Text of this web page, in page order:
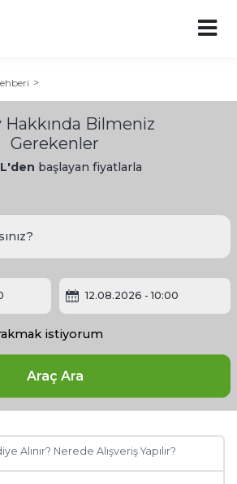
Hakkında Bilmeniz
Gerekenler
başlayan fiyatlarla
12.08.2026 - 10:00
Araç Ara
istiyorum
Yerler
Nerede Kalınır?
Yenir?
Alınır? Nerede Alışveriş Yapılır?